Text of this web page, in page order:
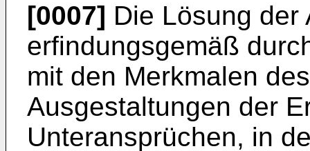
[0007] Die Lösung der
erfindungsgemäß
mit den Merkmalen
Ausgestaltungen der
Unteransprüchen, in